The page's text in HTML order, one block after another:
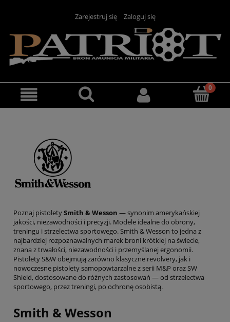
Zarejestruj się Zaloguj się
Poznaj pistoletySmith & Wesson — synonim amerykańskiej
jakości, niezawodności i precyzji. Modele idealne do obrony,
treningu i strzelectwa sportowego. Smith & Wesson to jedna z
najbardziej rozpoznawalnych marek broni krótkiej na świecie,
znana z trwałości, niezawodności i przemyślanej ergonomii.
Pistolety S&W obejmują zarówno klasyczne revolvery, jak i
nowoczesne pistolety samopowtarzalne z serii M&P oraz SW
Shield, dostosowane do różnych zastosowań — od strzelectwa
sportowego, przez treningi, po ochronę osobistą.
Smith & Wesson